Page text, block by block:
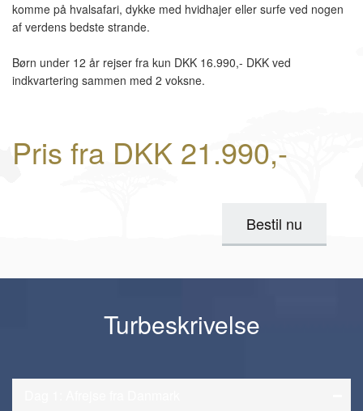
komme på hvalsafari, dykke med hvidhajer eller surfe ved nogen
af verdens bedste strande.
Børn under 12 år rejser fra kun DKK 16.990,- DKK ved
indkvartering sammen med 2 voksne.
Pris fra DKK 21.990,-
Bestil nu
Turbeskrivelse